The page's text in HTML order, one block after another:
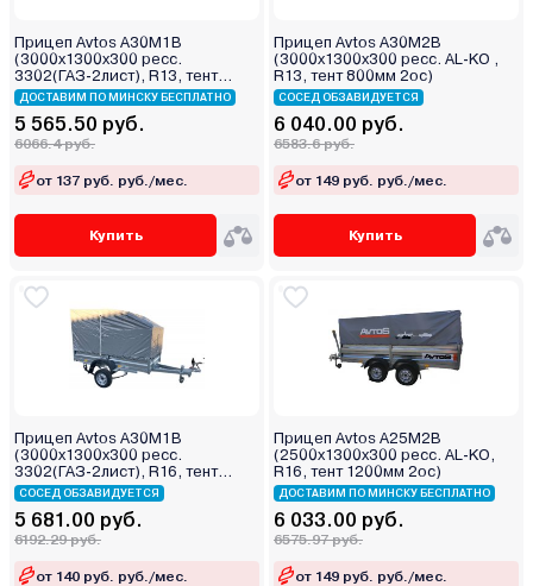
Прицеп Avtos А30М1В
(3000х1300х300 ресс.
3302(ГАЗ-2лист), R13, тент
1200мм)
ДОСТАВИМ ПО МИНСКУ БЕСПЛАТНО
5 565.50 руб.
6066.4 руб.
от 137 руб. руб./мес.
Купить
Прицеп Avtos А30М2В
(3000х1300х300 ресс. AL-KO ,
R13, тент 800мм 2ос)
СОСЕД ОБЗАВИДУЕТСЯ
6 040.00 руб.
6583.6 руб.
от 149 руб. руб./мес.
Купить
Прицеп Avtos А30М1В
(3000х1300х300 ресс.
3302(ГАЗ-2лист), R16, тент
400мм)
СОСЕД ОБЗАВИДУЕТСЯ
5 681.00 руб.
6192.29 руб.
от 140 руб. руб./мес.
Прицеп Avtos А25М2В
(2500х1300х300 ресс. AL-KO,
R16, тент 1200мм 2ос)
ДОСТАВИМ ПО МИНСКУ БЕСПЛАТНО
6 033.00 руб.
6575.97 руб.
от 149 руб. руб./мес.